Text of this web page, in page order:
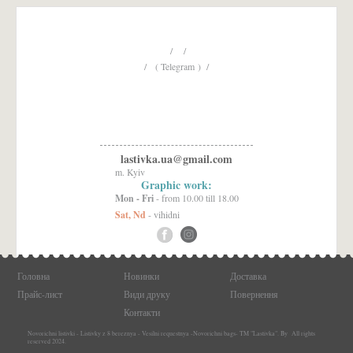
/ /
/ ( Telegram ) /
lastivka.ua@gmail.com
m. Kyiv
Graphic work:
Mon - Fri- from 10.00 till 18.00
Sat, Nd - vihidni
Головна Новинки
Доставка
Прайс-лист
Види друку
Повернення
Контакти
Novorichni listivki - Listivky z 8 bereznya - Vesilni requestnya -Novorichni bags- TM "Lastivka". By All rights
reserved 2024.